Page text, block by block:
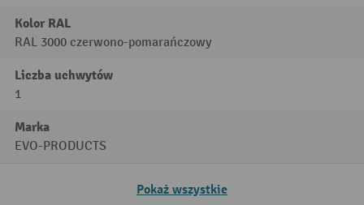
Kolor RAL
RAL 3000 czerwono-pomarańczowy
Liczba uchwytów
1
Marka
EVO-PRODUCTS
Pokaż wszystkie